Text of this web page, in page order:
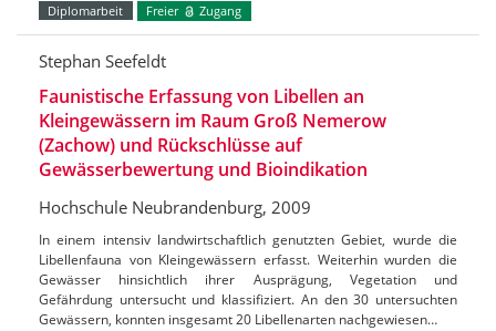
Diplomarbeit Freier Zugang
Stephan Seefeldt
Faunistische Erfassung von Libellen an
Kleingewässern im Raum Groß Nemerow
(Zachow) und Rückschlüsse auf
Gewässerbewertung und Bioindikation
Hochschule Neubrandenburg, 2009
In einem intensiv landwirtschaftlich genutzten Gebiet, wurde die
Libellenfauna von Kleingewässern erfasst. Weiterhin wurden die
Gewässer hinsichtlich ihrer Ausprägung, Vegetation und
Gefährdung untersucht und klassifiziert. An den 30 untersuchten
Gewässern, konnten insgesamt 20 Libellenarten nachgewiesen…